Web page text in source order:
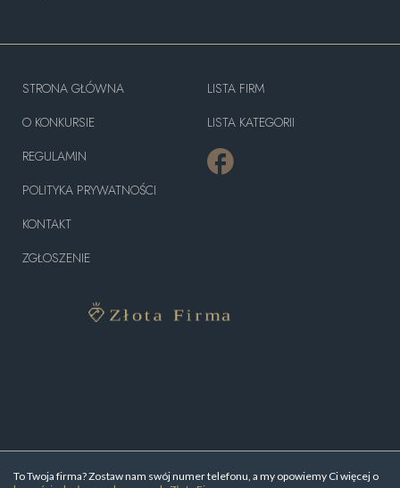
To Twoja firma? Zostaw nam swój numer telefonu, a my opowiemy Ci więcej o
STRONA GŁÓWNA
O KONKURSIE
REGULAMIN
POLITYKA PRYWATNOŚCI
KONTAKT
ZGŁOSZENIE
LISTA FIRM
LISTA KATEGORII